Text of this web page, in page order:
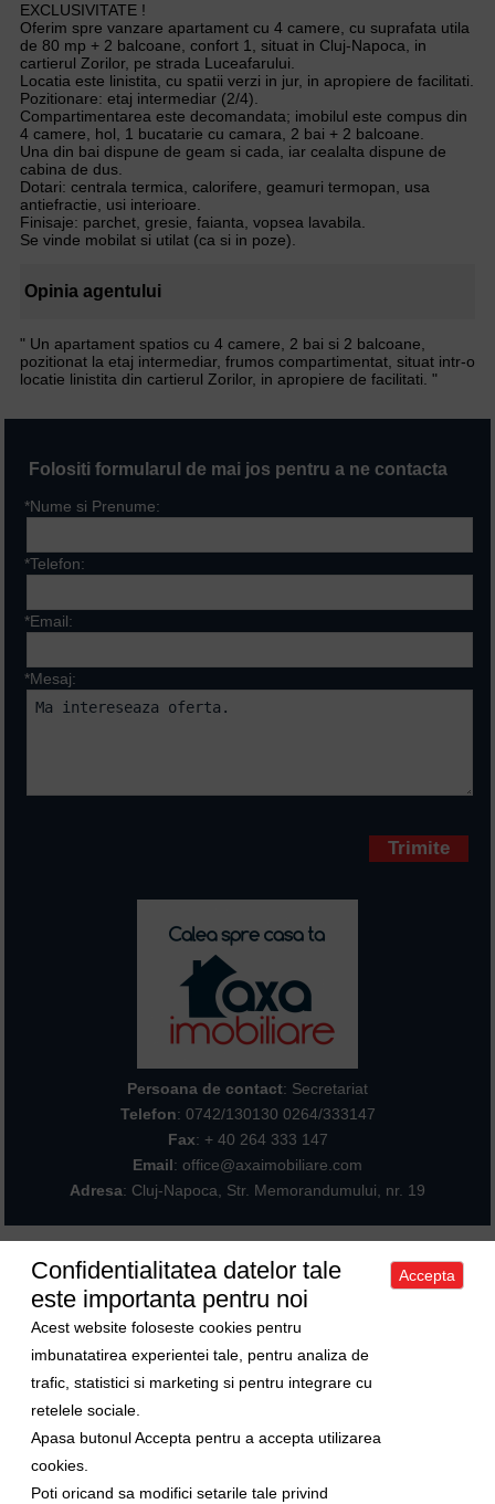
EXCLUSIVITATE !
Oferim spre vanzare apartament cu 4 camere, cu suprafata utila
de 80 mp + 2 balcoane, confort 1, situat in Cluj-Napoca, in
cartierul Zorilor, pe strada Luceafarului.
Locatia este linistita, cu spatii verzi in jur, in apropiere de facilitati.
Pozitionare: etaj intermediar (2/4).
Compartimentarea este decomandata; imobilul este compus din
4 camere, hol, 1 bucatarie cu camara, 2 bai + 2 balcoane.
Una din bai dispune de geam si cada, iar cealalta dispune de
cabina de dus.
Dotari: centrala termica, calorifere, geamuri termopan, usa
antiefractie, usi interioare.
Finisaje: parchet, gresie, faianta, vopsea lavabila.
Se vinde mobilat si utilat (ca si in poze).
Opinia agentului
" Un apartament spatios cu 4 camere, 2 bai si 2 balcoane,
pozitionat la etaj intermediar, frumos compartimentat, situat intr-o
locatie linistita din cartierul Zorilor, in apropiere de facilitati. "
Folositi formularul de mai jos pentru a ne contacta
*Nume si Prenume:
*Telefon:
*Email:
*Mesaj:
Persoana de contact: Secretariat
Telefon: 0742/130130 0264/333147
Fax: + 40 264 333 147
Email: office@axaimobiliare.com
Adresa: Cluj-Napoca, Str. Memorandumului, nr. 19
Acasa|Despre noi|Apartamente|Case/Vile Terenuri|Spatii
comerciale|Trimite oferta ta|Contact
Politica de confidentialitate
|Politica de cookies
Curs valutar
1 Euro = 5.2489 RON
Ne gasiti si pe
Confidentialitatea datelor tale
este importanta pentru noi
Acest website foloseste cookies pentru
imbunatatirea experientei tale, pentru analiza de
trafic, statistici si marketing si pentru integrare cu
retelele sociale.
Apasa butonul Accepta pentru a accepta utilizarea
cookies.
Poti oricand sa modifici setarile tale privind
Accepta